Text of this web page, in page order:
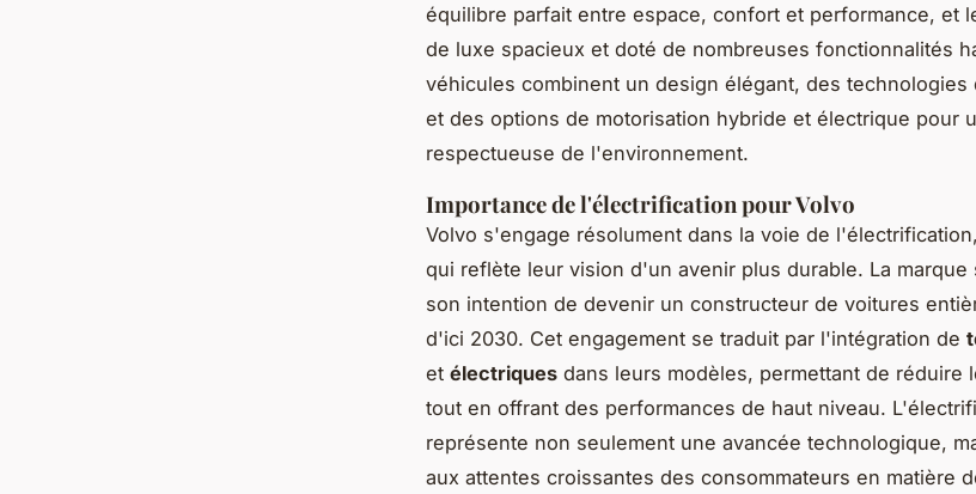
équilibre parfait entre espace, confort et performance, et
de luxe spacieux et doté de nombreuses fonctionnalités
véhicules combinent un design élégant, des technologies
et des options de motorisation hybride et électrique pour
respectueuse de l'environnement.
Importance de l'électrification pour Volvo
Volvo s'engage résolument dans la voie de
qui reflète leur vision d'un avenir plus durable. La marque
son intention de devenir un constructeur de voitures
d'ici 2030. Cet engagement se traduit par l'intégration de
et électriques dans leurs modèles, permettant de réduire
tout en offrant des performances de haut niveau.
représente non seulement une avancée technologique,
aux attentes croissantes des consommateurs en matière